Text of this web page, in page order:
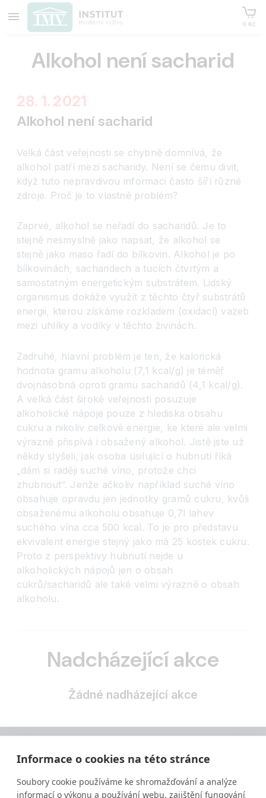
Informace o cookies na této stránce
Soubory cookie používáme ke shromažďování a analýze
informací o výkonu a používání webu, zajištění fungování
0 Kč
Alkohol není sacharid
28. 1. 2021
Alkohol není sacharid
Velká část veřejnosti se chybně domnívá, že
alkohol patří mezi sacharidy. Není se čemu divit,
když tuto nepravdivou informaci často šíří různé
zdroje. Proč je to vlastně problém?
Zaprvé, alkohol se neřadí do sacharidů. Je to
stejně nesmyslné jako napsat, že alkohol se
stejně jako maso řadí do bílkovin. Alkohol je po
bílkovinách, sacharidech a tucích čtvrtým a
samostatným energetickým substrátem. Lidský
organismus dokáže využít z těchto čtyř substrátů
energii, kterou získáme rozkladem (oxidací) vazeb
mezi uhlíky a vodíky v těchto živinách.
Zadruhé, hlavní problém je ten, že kalorická
hodnota gramu alkoholu (7,1 kcal/g) je téměř
dvojnásobná oproti gramu sacharidů (4,1 kcal/g).
A velká část široké veřejnosti posuzuje
alkoholické nápoje pouze z hlediska obsahu
cukru a nikoliv celkové energie, ke které ale velmi
výrazně přispívá i obsažený alkohol. Jistě jste už
někdy slyšeli, jak osoba usilující o hubnutí říká
„dám si raději suché víno, protože chci
zhubnout“. Jenže ačkoliv například suché víno
obsahuje opravdu jen jednotky gramů cukru, kvůli
obsaženému alkoholu obsahuje 0,7l lahev
suchého vína cca 500 kcal. To je pro představu
ekvivalent energie stejný jako má 25 kostek cukru.
Proto z perspektivy hubnutí nejde u
alkoholických nápojů jen o obsah
cukrů/sacharidů ale také velmi výrazně o obsah
alkoholu.
Nadcházející akce
Žádné nadházející akce